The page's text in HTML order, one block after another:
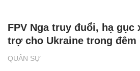
QUÂN SỰ
FPV Nga truy đuổi, hạ gục
trợ cho Ukraine trong đêm